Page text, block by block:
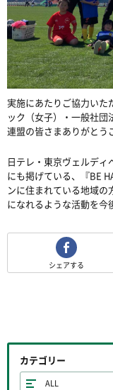
実施にあたりご協力いた
ック（女子）・一般社
連盟の皆さまありがとう
日テレ・東京ヴェルデ
にも掲げている、『BE
ンに住まれている地域の
になれるような活動を今
シェアする
カテゴリー
ALL